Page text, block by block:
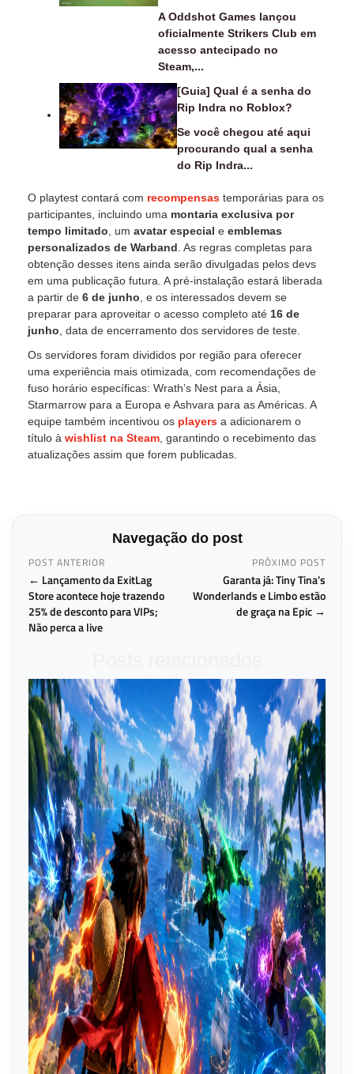
A Oddshot Games lançou
oficialmente Strikers Club em
acesso antecipado no
Steam,...
[Guia] Qual é a senha do
Rip Indra no Roblox?
Se você chegou até aqui
procurando qual a senha
do Rip Indra...
O playtest contará com recompensas temporárias para os
participantes, incluindo uma montaria exclusiva por
tempo limitado , um avatar especial e emblemas
personalizados de Warband . As regras completas para
obtenção desses itens ainda serão divulgadas pelos devs
em uma publicação futura. A pré-instalação estará liberada
a partir de 6 de junho , e os interessados devem se
preparar para aproveitar o acesso completo até 16 de
junho , data de encerramento dos servidores de teste.
Os servidores foram divididos por região para oferecer
uma experiência mais otimizada, com recomendações de
fuso horário específicas: Wrath’s Nest para a Ásia,
Starmarrow para a Europa e Ashvara para as Américas. A
equipe também incentivou os players a adicionarem o
título à wishlist na Steam , garantindo o recebimento das
atualizações assim que forem publicadas.
Navegação do post
POST ANTERIOR
← Lançamento da ExitLag
Store acontece hoje trazendo
25% de desconto para VIPs;
Não perca a live
PRÓXIMO POST
Garanta já: Tiny Tina’s
Wonderlands e Limbo estão
de graça na Epic →